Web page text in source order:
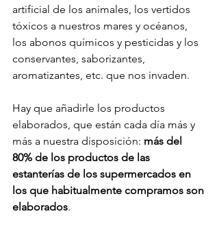
artificial de los animales, los vertidos
tóxicos a nuestros mares y océanos,
los abonos químicos y pesticidas y los
conservantes, saborizantes,
aromatizantes, etc. que nos invaden.
Hay que añadirle los productos
elaborados, que están cada día más y
más a nuestra disposición: más del
80% de los productos de las
estanterías de los supermercados en
los que habitualmente compramos son
elaborados.